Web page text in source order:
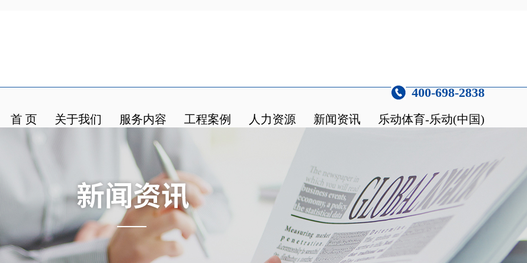
400-698-2838
首 页 关于我们 服务内容 工程案例 人力资源 新闻资讯 乐动体育-乐动(中国)